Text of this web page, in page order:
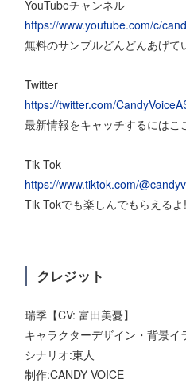
YouTubeチャンネル
https://www.youtube.com/c/
無料のサンプルどんどんあげて
Twitter
https://twitter.com/
最新情報をキャッチするにはこ
Tik Tok
https://www.tiktok.com/
Tik Tokでも楽しんでもらえるよ!
クレジット
瑞季【CV: 富田美憂】
キャラクターデザイン・背景
シナリオ:東人
制作:CANDY VOICE